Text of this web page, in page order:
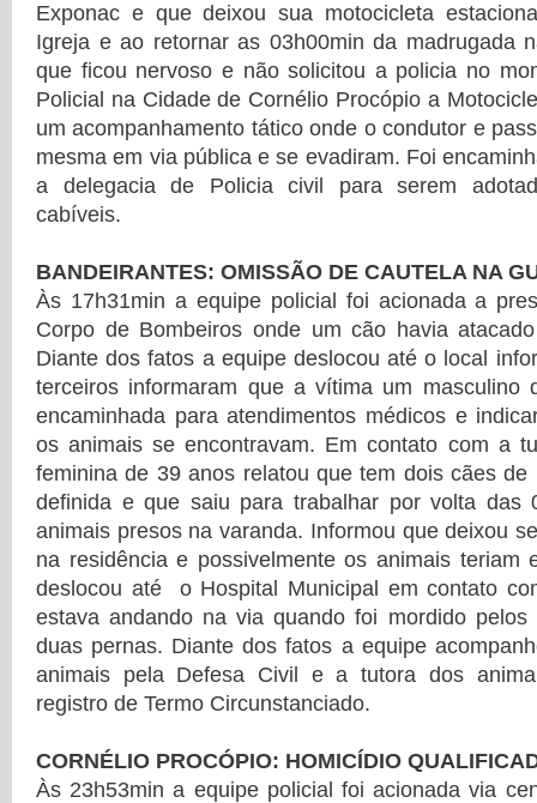
Exponac e que deixou sua motocicleta
Igreja e ao retornar as 03h00min da madrugada
que ficou nervoso e não solicitou a policia no
Policial na Cidade de Cornélio Procópio a
um acompanhamento tático onde o condutor e
mesma em via pública e se evadiram. Foi
a delegacia de Policia civil para serem
cabíveis.
BANDEIRANTES: OMISSÃO DE CAUTELA NA
Às 17h31min a equipe policial foi acionada a
Corpo de Bombeiros onde um cão havia
Diante dos fatos a equipe deslocou até o local
terceiros informaram que a vítima um masculino
encaminhada para atendimentos médicos e
os animais se encontravam. Em contato com a
feminina de 39 anos relatou que tem dois cães
definida e que saiu para trabalhar por volta das
animais presos na varanda. Informou que deixou
na residência e possivelmente os animais teriam
deslocou até o Hospital Municipal em contato
estava andando na via quando foi mordido
duas pernas. Diante dos fatos a equipe
animais pela Defesa Civil e a tutora dos
registro de Termo Circunstanciado.
CORNÉLIO PROCÓPIO: HOMICÍDIO
Às 23h53min a equipe policial foi acionada via